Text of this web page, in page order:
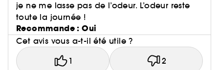
je ne me lasse pas de l’odeur. L’odeur reste
toute la journée !
Recommande : Oui
Cet avis vous a-t-il été utile ?
1 2